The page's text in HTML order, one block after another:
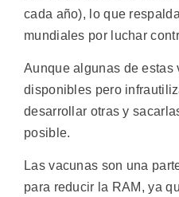
cada año), lo que
mundiales por luchar
Aunque algunas de estas
disponibles pero
desarrollar otras y
posible.
Las vacunas son una
para reducir la RAM, ya